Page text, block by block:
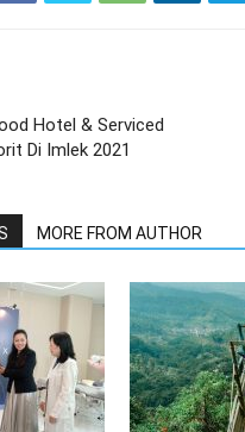
Hotel & Serviced
Di Imlek 2021
MORE FROM AUTHOR